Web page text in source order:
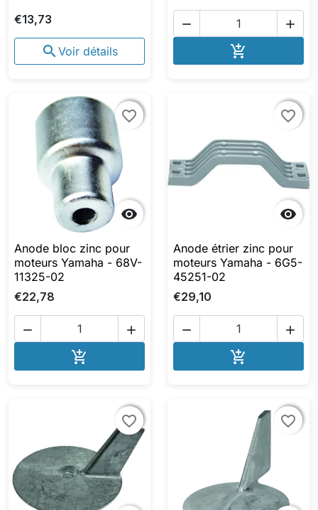
€13,73
Voir détails
 


favorite_border
favorite_border
Anode bloc zinc pour
moteurs Yamaha - 68V-
11325-02
€22,78
 


favorite_border
favorite_border
Anode étrier zinc pour
moteurs Yamaha - 6G5-
45251-02
€29,10
 

favorite_border
favorite_border favorite_border
favorite_border